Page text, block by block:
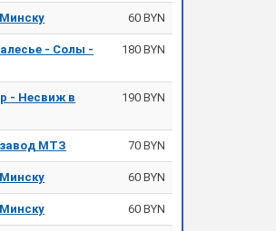
60 BYN
- Солы -
180 BYN
- Несвиж в
190 BYN
завод МТЗ 70 BYN
60 BYN
60 BYN